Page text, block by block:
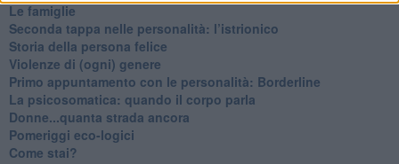
Le famiglie
Seconda tappa nelle personalità: l’istrionico
​Storia della persona felice
Violenze di (ogni) genere
​Primo appuntamento con le personalità: Borderline
La psicosomatica: quando il corpo parla
Donne...quanta strada ancora
​Pomeriggi eco-logici
​Come stai?